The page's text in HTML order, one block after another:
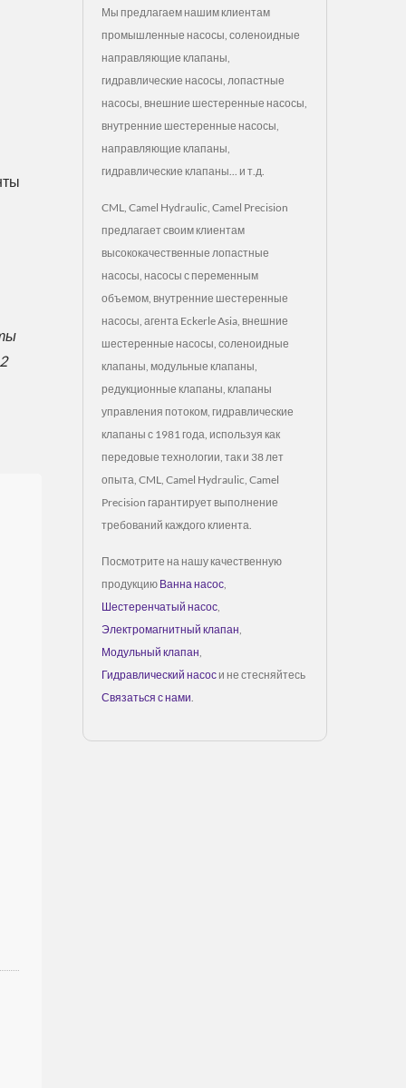
Мы предлагаем нашим клиентам
промышленные насосы, соленоидные
направляющие клапаны,
гидравлические насосы, лопастные
насосы, внешние шестеренные насосы,
внутренние шестеренные насосы,
направляющие клапаны,
гидравлические клапаны... и т.д.
CML, Camel Hydraulic, Camel Precision
предлагает своим клиентам
высококачественные лопастные
насосы, насосы с переменным
объемом, внутренние шестеренные
насосы, агента Eckerle Asia, внешние
шестеренные насосы, соленоидные
клапаны, модульные клапаны,
редукционные клапаны, клапаны
управления потоком, гидравлические
клапаны с 1981 года, используя как
передовые технологии, так и 38 лет
опыта, CML, Camel Hydraulic, Camel
Precision гарантирует выполнение
требований каждого клиента.
Посмотрите на нашу качественную
продукцию Ванна насос
Шестеренчатый насос
Электромагнитный клапан
Модульный клапан
Гидравлический насос и не стесняйтесь
Связаться с нами